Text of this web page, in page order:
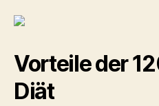
Vorteile der
Diät